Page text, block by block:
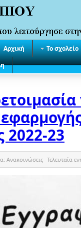
Αρχική
Το σχολείο
2022-23
Ανακοινώσεις Τελευταία